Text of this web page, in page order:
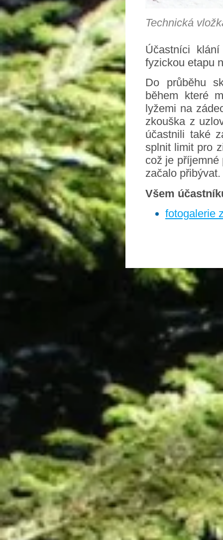
Technická
Účastníci
fyzickou etapu
Do průběhu
během které
lyžemi na
zkouška z
účastnili také
splnit limit pro
což je
začalo přibývat.
Všem
fotogalerie